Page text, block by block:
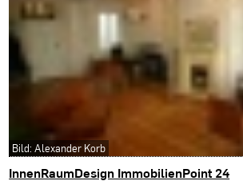
InnenRaumDesign ImmobilienPoint 24
Bild: Alexander Korb